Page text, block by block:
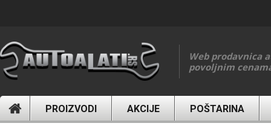
Web prodavnica
povoljnim
PROIZVODI AKCIJE POŠTARINA